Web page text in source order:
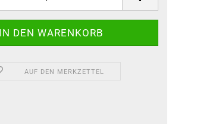
AUF DEN MERKZETTEL